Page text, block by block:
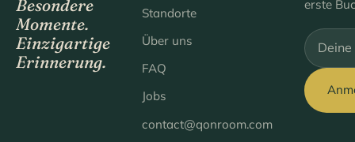
Besondere
Momente.
Einzigartige
Erinnerung.
Standorte
Über uns
FAQ
Jobs
contact@qonroom.com
erste
Bitte